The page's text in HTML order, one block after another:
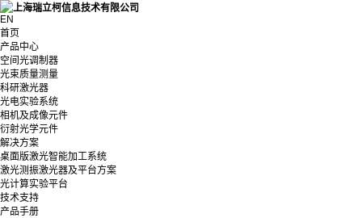
EN
首页
产品中心
空间光调制器
光束质量测量
科研激光器
光电实验系统
相机及成像元件
衍射光学元件
解决方案
桌面版激光智能加工系统
激光测振激光器及平台方案
光计算实验平台
技术支持
产品手册